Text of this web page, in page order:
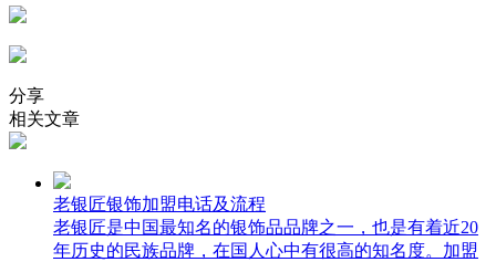
分享
相关文章
老银匠银饰加盟电话及流程
老银匠是中国最知名的银饰品品牌之一，也是有着近20
年历史的民族品牌，在国人心中有很高的知名度。加盟